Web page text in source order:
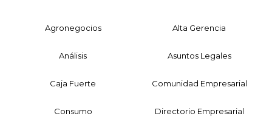
Agronegocios Alta Gerencia
Análisis Asuntos Legales
Caja Fuerte Comunidad Empresarial
Consumo Directorio Empresarial